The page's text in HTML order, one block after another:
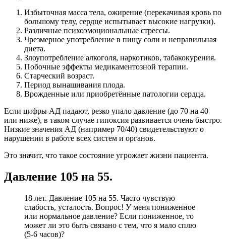
Избыточная масса тела, ожирение (перекачивая кровь по
большому телу, сердце испытывает высокие нагрузки).
Различные психоэмоциональные стрессы.
Чрезмерное употребление в пищу соли и неправильная
диета.
Злоупотребление алкоголя, наркотиков, табакокурения.
Побочные эффекты медикаментозной терапии.
Старческий возраст.
Период вынашивания плода.
Врожденные или приобретённые патологии сердца.
Если цифры АД падают, резко упало давление (до 70 на 40
или ниже), в таком случае гипоксия развивается очень быстро.
Низкие значения АД (например 70/40) свидетельствуют о
нарушении в работе всех систем и органов.
Это значит, что такое состояние угрожает жизни пациента.
Давление 105 на 55.
18 лет. Давление 105 на 55. Часто чувствую
слабость, усталость. Вопрос! У меня пониженное
или нормальное давление? Если пониженное, то
может ли это быть связано с тем, что я мало сплю
(5-6 часов)?